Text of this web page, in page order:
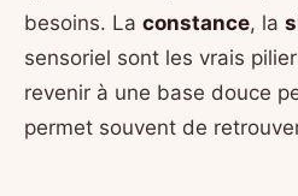
besoins. La constance, la
sensoriel sont les vrais
revenir à une base douce
permet souvent de